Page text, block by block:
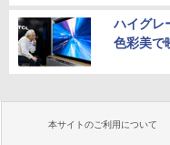
ハイグレ
色彩美で
本サイトのご利用について